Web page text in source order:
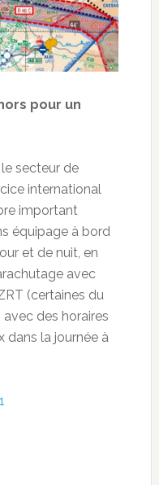
pour un
secteur de
international
important
équipage à bord
et de nuit, en
avec
(certaines du
des horaires
dans la journée à